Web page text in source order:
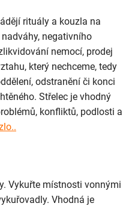
rituály a kouzla na
negativního
nemocí, prodej
který nechceme, tedy
odstranění či konci
Střelec je vhodný
konfliktů, podlosti a
Vykuřte místnosti vonnými
Vhodná je